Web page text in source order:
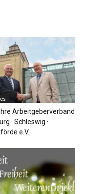
Arbeitgeberverband
· Schleswig ·
e.V.